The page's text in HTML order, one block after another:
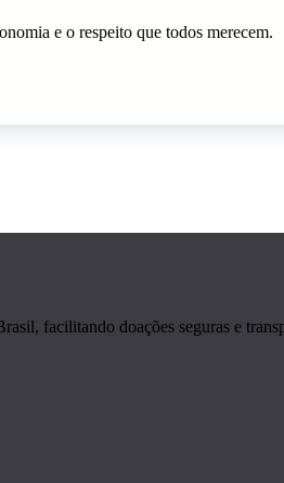
e o respeito que todos merecem.
facilitando doações seguras e